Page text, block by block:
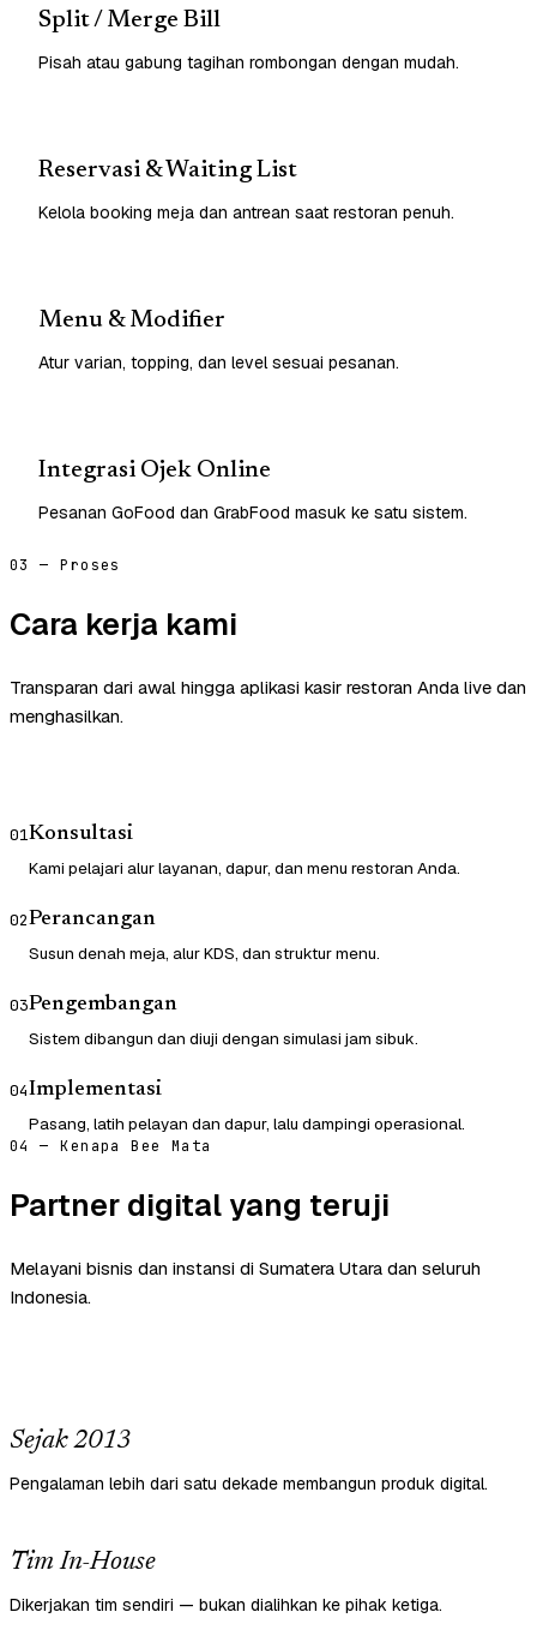
Split / Merge Bill
Pisah atau gabung tagihan rombongan dengan mudah.
Reservasi & Waiting List
Kelola booking meja dan antrean saat restoran penuh.
Menu & Modifier
Atur varian, topping, dan level sesuai pesanan.
Integrasi Ojek Online
Pesanan GoFood dan GrabFood masuk ke satu sistem.
03 — Proses
Cara kerja kami
Transparan dari awal hingga aplikasi kasir restoran Anda live dan
menghasilkan.
01Konsultasi
Kami pelajari alur layanan, dapur, dan menu restoran Anda.
02Perancangan
Susun denah meja, alur KDS, dan struktur menu.
03Pengembangan
Sistem dibangun dan diuji dengan simulasi jam sibuk.
04Implementasi
Pasang, latih pelayan dan dapur, lalu dampingi operasional.
04 — Kenapa Bee Mata
Partner digital yang teruji
Melayani bisnis dan instansi di Sumatera Utara dan seluruh
Indonesia.
Sejak 2013
Pengalaman lebih dari satu dekade membangun produk digital.
Tim In-House
Dikerjakan tim sendiri — bukan dialihkan ke pihak ketiga.